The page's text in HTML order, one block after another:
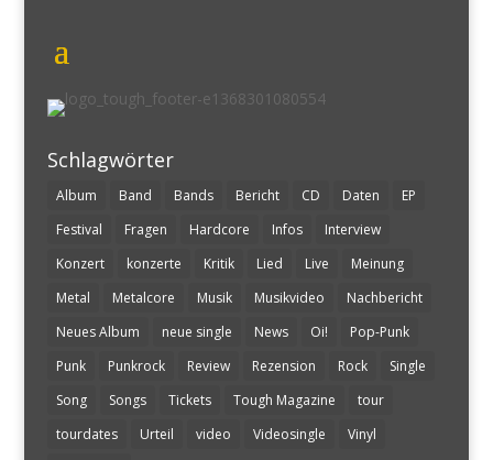
Schlagwörter
Album Band Bands Bericht CD Daten
EP
Festival
Fragen Hardcore Infos
Interview
Konzert
konzerte Kritik Lied Live
Meinung
Metal
Metalcore Musik Musikvideo
Nachbericht
Neues Album
neue single News Oi!
Pop-Punk
Punk
Punkrock Review Rezension Rock
Single
Song
Songs Tickets Tough Magazine
tour
tourdates
Urteil video Videosingle
Vinyl